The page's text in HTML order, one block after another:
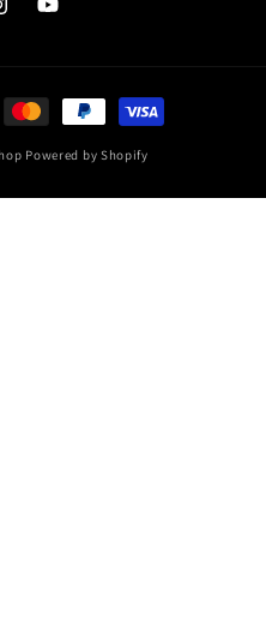
YouTube
Powered by Shopify